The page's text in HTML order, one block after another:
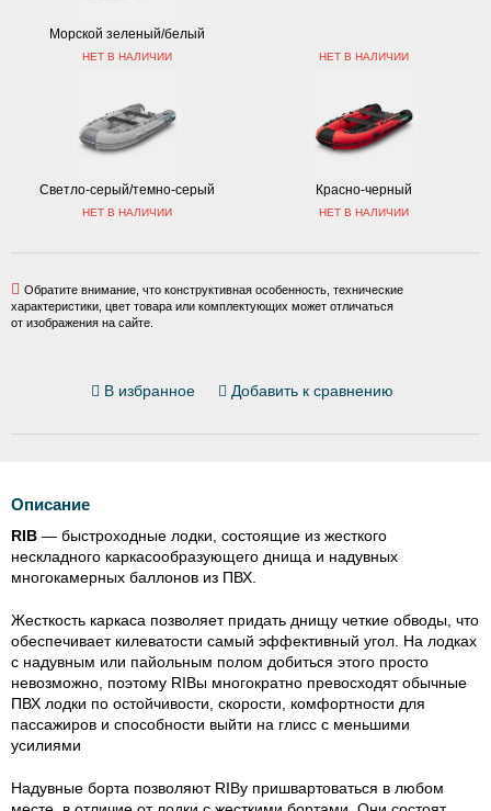
В избранное Добавить к сравнению
Морской зеленый/белый
НЕТ В НАЛИЧИИ НЕТ В НАЛИЧИИ
Светло-серый/темно-серый
НЕТ В НАЛИЧИИ
Красно-черный
НЕТ В НАЛИЧИИ
Обратите внимание, что конструктивная особенность, технические
характеристики, цвет товара или комплектующих может отличаться
от изображения на сайте.
Описание
RIB — быстроходные лодки, состоящие из жесткого
нескладного каркасообразующего днища и надувных
многокамерных баллонов из ПВХ.
Жесткость каркаса позволяет придать днищу четкие обводы, что
обеспечивает килеватости самый эффективный угол. На лодках
с надувным или пайольным полом добиться этого просто
невозможно, поэтому RIBы многократно превосходят обычные
ПВХ лодки по остойчивости, скорости, комфортности для
пассажиров и способности выйти на глисс с меньшими
усилиями
Надувные борта позволяют RIBу пришвартоваться в любом